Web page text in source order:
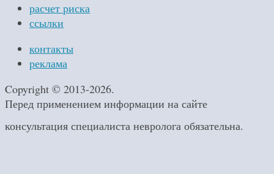
расчет риска
ссылки
контакты
реклама
Copyright © 2013-2026.
Перед применением информации на сайте
консультация специалиста невролога обязательна.